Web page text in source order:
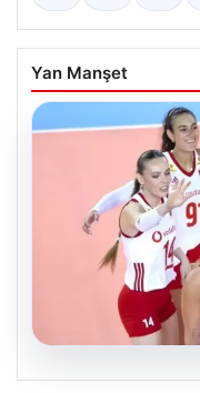
Yan Manşet
07.08.2026